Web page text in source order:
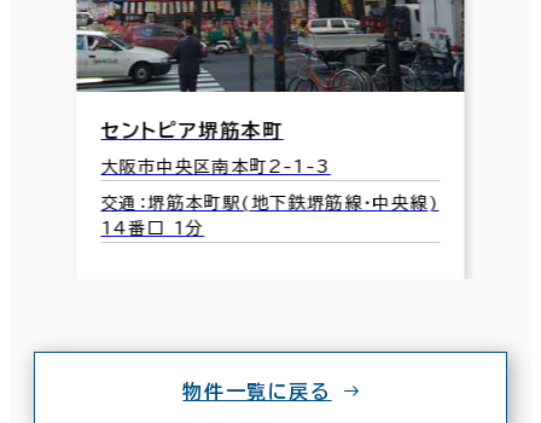
セントピア堺筋本町
大阪市中央区南本町2-1-3
交通：堺筋本町駅(地下鉄堺筋線･中央線)
14番口 1分
物件一覧に戻る